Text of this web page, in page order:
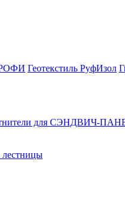
Геотекстиль РуфИзол
для СЭНДВИЧ-